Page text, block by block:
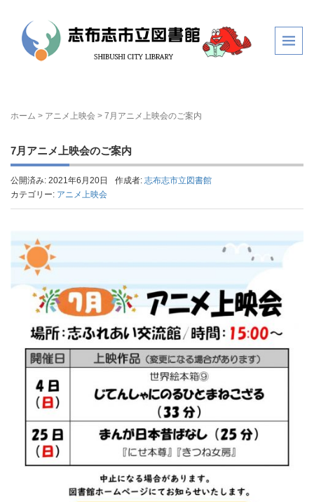
ホーム > アニメ上映会 > 7月アニメ上映会のご案内
7月アニメ上映会のご案内
公開済み: 2021年6月20日 作成者: 志布志市立図書館
カテゴリー: アニメ上映会